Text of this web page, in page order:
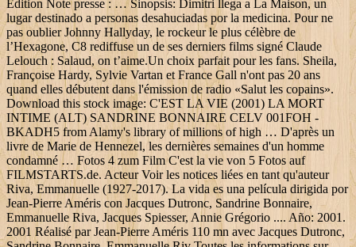
Edition Note presse : … Sinopsis: Dimitri llega a La Maison, un
lugar destinado a personas desahuciadas por la medicina. Pour ne
pas oublier Johnny Hallyday, le rockeur le plus célèbre de
l’Hexagone, C8 rediffuse un de ses derniers films signé Claude
Lelouch : Salaud, on t’aime.Un choix parfait pour les fans. Sheila,
Françoise Hardy, Sylvie Vartan et France Gall n'ont pas 20 ans
quand elles débutent dans l'émission de radio «Salut les copains».
Download this stock image: C'EST LA VIE (2001) LA MORT
INTIME (ALT) SANDRINE BONNAIRE CELV 001FOH -
BKADH5 from Alamy's library of millions of high … D'après un
livre de Marie de Hennezel, les dernières semaines d'un homme
condamné … Fotos 4 zum Film C'est la vie von 5 Fotos auf
FILMSTARTS.de. Acteur Voir les notices liées en tant qu'auteur
Riva, Emmanuelle (1927-2017). La vida es una película dirigida por
Jean-Pierre Améris con Jacques Dutronc, Sandrine Bonnaire,
Emmanuelle Riva, Jacques Spiesser, Annie Grégorio .... Año: 2001.
2001 Réalisé par Jean-Pierre Améris 110 mn avec Jacques Dutronc,